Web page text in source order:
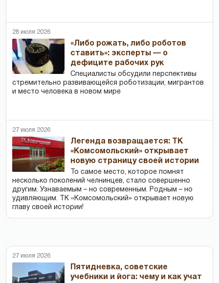
28 июля 2026
«Либо рожать, либо роботов
ставить»: эксперты — о
дефиците рабочих рук
Специалисты обсудили перспективы
стремительно развивающейся роботизации, мигрантов
и место человека в новом мире
27 июля 2026
Легенда возвращается: ТК
«Комсомольский» открывает
новую страницу своей истории
То самое место, которое помнят
несколько поколений челнинцев, стало совершенно
другим. Узнаваемым – но современным. Родным – но
удивляющим. ТК «Комсомольский» открывает новую
главу своей истории!
27 июля 2026
Пятидневка, советские
учебники и йога: чему и как учат